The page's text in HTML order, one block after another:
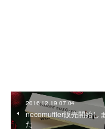
2016.12.19 07:04
necomuffler販売開始し
た